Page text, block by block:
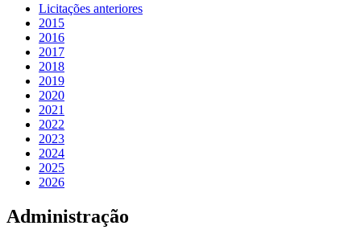
Licitações anteriores
2015
2016
2017
2018
2019
2020
2021
2022
2023
2024
2025
2026
Administração